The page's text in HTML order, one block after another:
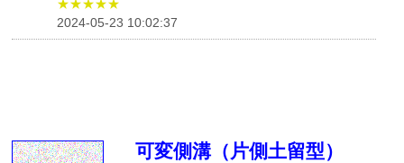
★★★★★
2024-05-23 10:02:37
可変側溝（片側土留型）